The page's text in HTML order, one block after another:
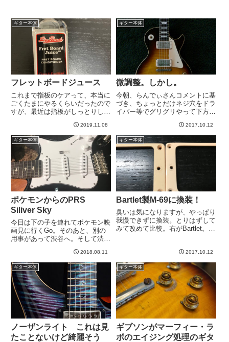
ギター本体
フレットボードジュース
これまで指板のケアって、本当に
ごくたまにやるくらいだったので
すが、最近は指板がしっとりして
とでレモンオイル等でケアする頻
度があがったのです。特にオレン
ジオイルは保湿成分高めなのか、
非常にしっとり感がよくてよ
し、...
2019.11.08
ギター本体
微調整。しかし。
今朝、らんでぃさんコメントに基
づき、ちょっとだけネジ穴をドラ
イバー等でグリグリやって下方向
を見ながらあれこれやってみたけ
ど、ある程度望ましい位置まで持
っていくのはネジ穴そのものがは
っきりと縦長になるくらいやら
な...
2017.10.12
ギター本体
ポケモンからのPRS
Siliver Sky
今日は下の子を連れてポケモン映
画見に行くGo。そのあと、別の
用事があって渋谷へ。そして渋谷
立ち寄りました。そうしたらあり
ましたよ、あれが。そう、PRS
のストラトタイプのSiliver Sky
が。さあ帰ろう、一刻...
2018.08.11
ギター本体
Bartlet製M-69に換装！
臭いは気になりますが、やっぱり
我慢できずに換装。とりはずして
みて改めて比較。右がBartlet。左
違う。これは、ボディにつけてネ
ジで止めたことによる変形でしょ
うかね？？なんとなくで...
2017.10.12
ギター本体
ノーザンライト これは見
たことないけど綺麗そう
ギター本体
ギブソンがマーフィー・ラ
ボのエイジング処理のギタ